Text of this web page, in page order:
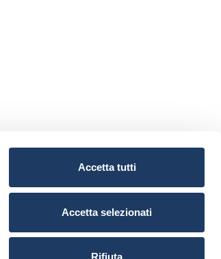
Accetta tutti
Accetta selezionati
Rifiuta